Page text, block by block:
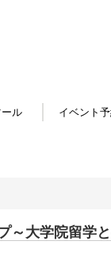
ル イベント
～大学院留学